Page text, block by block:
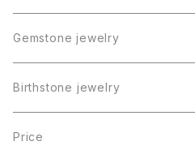
Gemstone jewelry
Birthstone jewelry
１月・ガーネット
Price